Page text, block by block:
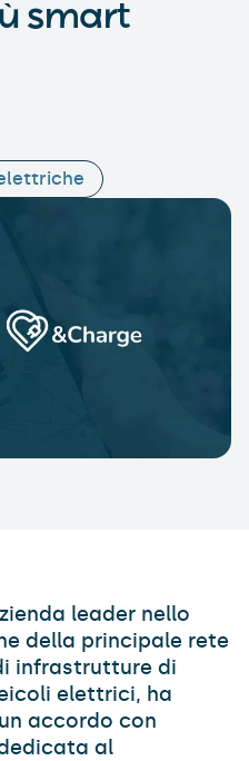
smart
leader nello
della principale rete
infrastrutture di
elettrici, ha
accordo con
al